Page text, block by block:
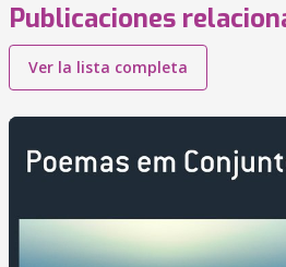
Publicaciones
Ver la lista completa